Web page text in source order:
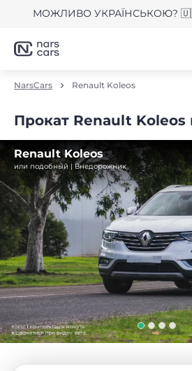
МОЖЛИВО УКРАЇНСЬКОЮ?
NarsCars Renault Koleos
Прокат Renault Koleos
Renault Koleos
или подобный | Внедорожник